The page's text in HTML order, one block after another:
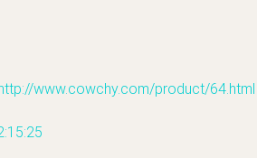
www.cowchy.com/product/64.html